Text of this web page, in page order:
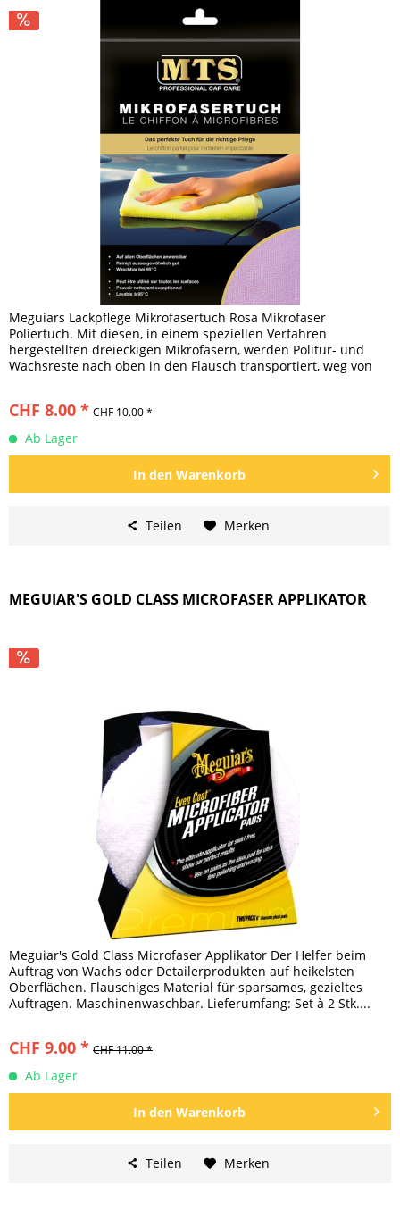
Meguiars Lackpflege Mikrofasertuch Rosa Mikrofaser
Poliertuch. Mit diesen, in einem speziellen Verfahren
hergestellten dreieckigen Mikrofasern, werden Politur- und
Wachsreste nach oben in den Flausch transportiert, weg von
CHF 8.00 * CHF 10.00 *
Ab Lager
In den Warenkorb
Teilen Merken
MEGUIAR'S GOLD CLASS MICROFASER APPLIKATOR
Meguiar's Gold Class Microfaser Applikator Der Helfer beim
Auftrag von Wachs oder Detailerprodukten auf heikelsten
Oberflächen. Flauschiges Material für sparsames, gezieltes
Auftragen. Maschinenwaschbar. Lieferumfang: Set à 2 Stk....
CHF 9.00 * CHF 11.00 *
Ab Lager
In den Warenkorb
Teilen Merken